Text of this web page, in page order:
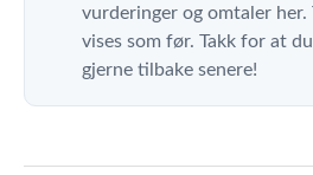
vurderinger og omtaler
vises som før. Takk for at
gjerne tilbake senere!